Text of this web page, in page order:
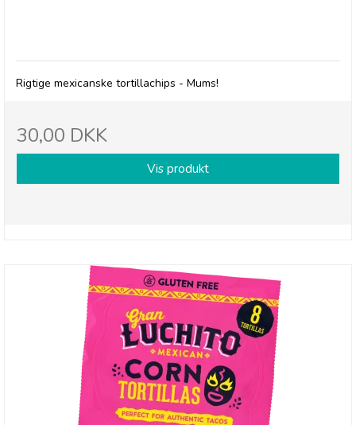
Rigtige mexicanske tortillachips - Mums!
30,00 DKK
Vis produkt